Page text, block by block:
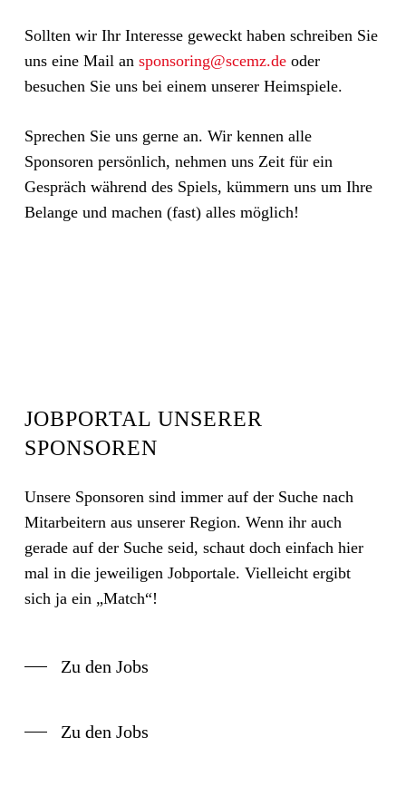
Sollten wir Ihr Interesse geweckt haben schreiben Sie
uns eine Mail an sponsoring@scemz.deoder
besuchen Sie uns bei einem unserer Heimspiele.
Sprechen Sie uns gerne an. Wir kennen alle
Sponsoren persönlich, nehmen uns Zeit für ein
Gespräch während des Spiels, kümmern uns um Ihre
Belange und machen (fast) alles möglich!
JOBPORTAL UNSERER
SPONSOREN
Unsere Sponsoren sind immer auf der Suche nach
Mitarbeitern aus unserer Region. Wenn ihr auch
gerade auf der Suche seid, schaut doch einfach hier
mal in die jeweiligen Jobportale. Vielleicht ergibt
sich ja ein „Match“!
Zu den Jobs
Zu den Jobs